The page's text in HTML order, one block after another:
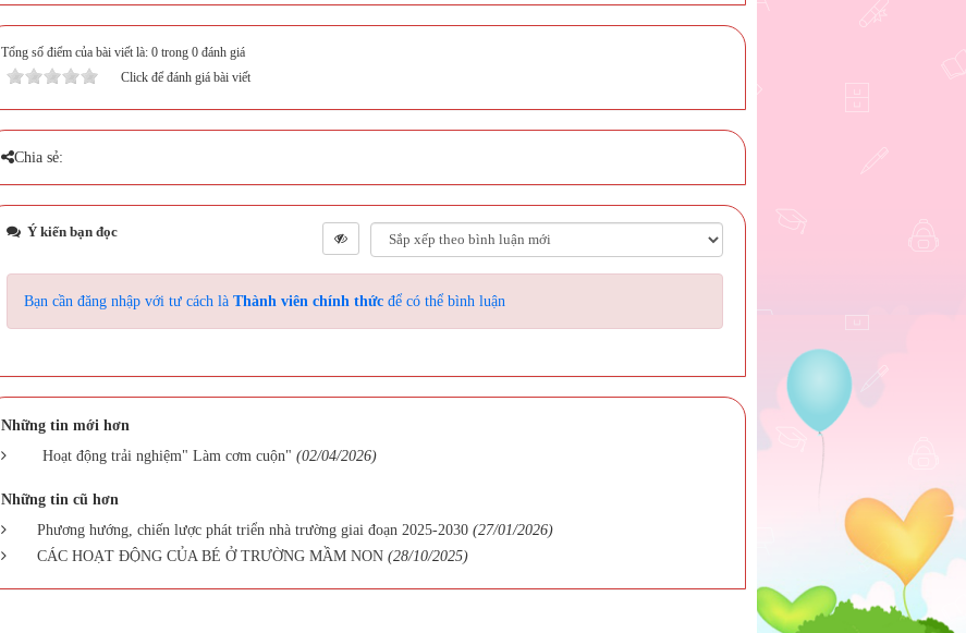
Tổng số điểm của bài viết là: 0 trong 0 đánh giá
Click để đánh giá bài viết
Chia sẻ:
Ý kiến bạn đọc
Bạn cần đăng nhập với tư cách là Thành viên chính thức để có thể bình luận
Những tin mới hơn
Hoạt động trải nghiệm" Làm cơm cuộn" (02/04/2026)
Những tin cũ hơn
Phương hướng, chiến lược phát triển nhà trường giai đoạn 2025-2030 (27/01/2026)
CÁC HOẠT ĐỘNG CỦA BÉ Ở TRƯỜNG MẦM NON (28/10/2025)